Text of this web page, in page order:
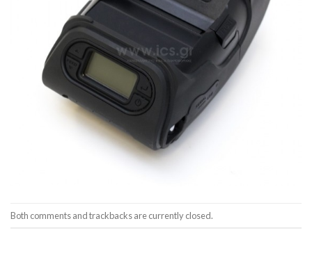
Both comments and trackbacks are currently closed.